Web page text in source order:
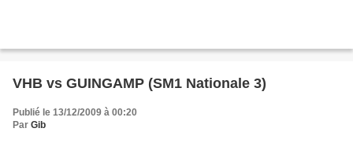
VHB vs GUINGAMP (SM1 Nationale 3)
Publié le 13/12/2009 à 00:20
Par Gib